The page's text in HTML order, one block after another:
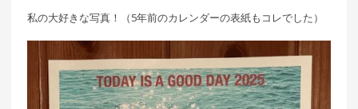
私の大好きな写真！（5年前のカレンダーの表紙もコレでした）